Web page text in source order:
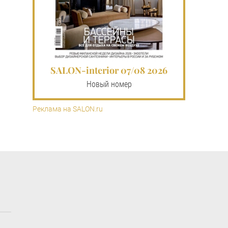
SALON-interior 07/08 2026
Новый номер
Реклама на SALON.ru